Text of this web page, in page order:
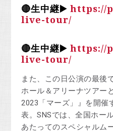
🔴生中継▶️https://
live-tour/
🔴生中継▶️https://
live-tour/
また、この日公演の最後
ホール＆アリーナツアー
2023「マーズ」』を開催
表。SNSでは、全国ホー
あたってのスペシャルム